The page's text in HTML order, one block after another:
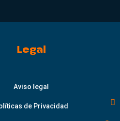
Legal
Aviso legal
de Privacidad